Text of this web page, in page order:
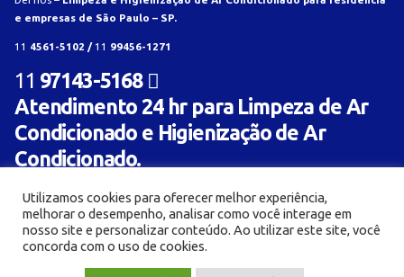
e empresas de São Paulo – SP.
11 4561-5102 / 11 99456-1271
11 97143-5168
Atendimento 24 hr para Limpeza de Ar
Condicionado e Higienização de Ar
Condicionado.
© Limpeza e Higienização de aparelho de ar condicionado para residência e empresa -
Utilizamos cookies para oferecer melhor experiência,
melhorar o desempenho, analisar como você interage em
nosso site e personalizar conteúdo. Ao utilizar este site, você
concorda com o uso de cookies.